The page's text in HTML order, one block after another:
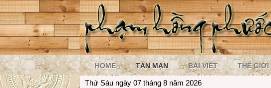
HOME TẢN MẠN BÀI VIẾT THẾ GIỚI
Thứ Sáu ngày 07 tháng 8 năm 2026